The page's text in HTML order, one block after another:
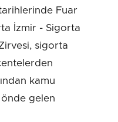
tarihlerinde Fuar
İzmir - Sigorta
sigorta
kamu
gelen